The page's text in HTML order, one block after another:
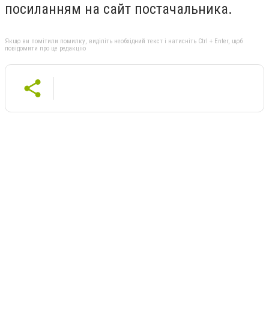
посиланням на сайт постачальника.
Якщо ви помітили помилку, виділіть необхідний текст і натисніть Ctrl + Enter, щоб
повідомити про це редакцію